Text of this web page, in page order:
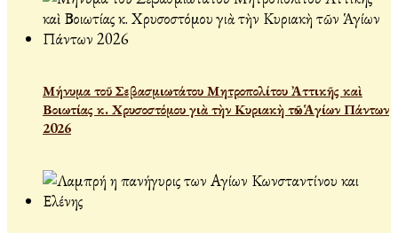
Μήνυμα τοῦ Σεβασμιωτάτου Μητροπολίτου Ἀττικῆς καὶ
Βοιωτίας κ. Χρυσοστόμου γιὰ τὴν Κυριακὴ τῶν Ἁγίων Πάντων
2026